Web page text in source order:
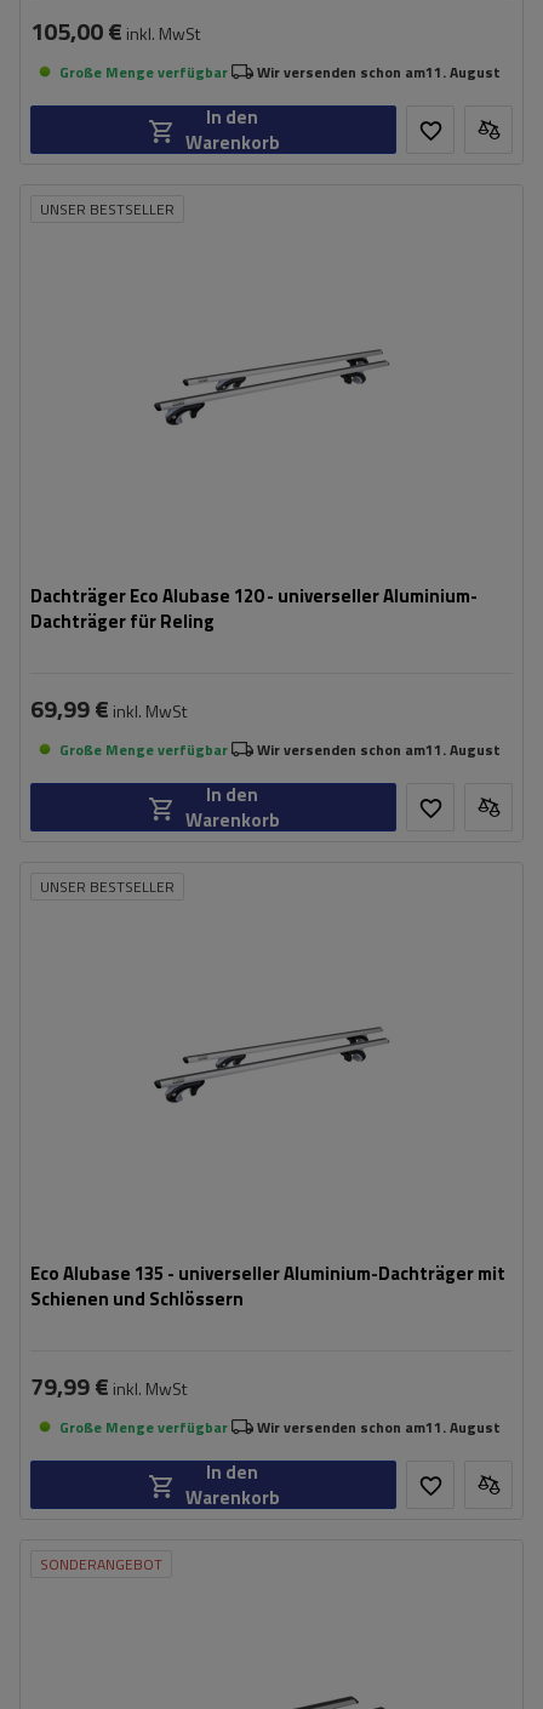
105,00 € inkl. MwSt
Große Menge verfügbar Wir versenden schon am11. August
In den
Warenkorb
UNSER BESTSELLER
Dachträger Eco Alubase 120 - universeller Aluminium-
Dachträger für Reling
69,99 € inkl. MwSt
Große Menge verfügbar Wir versenden schon am11. August
In den
Warenkorb
UNSER BESTSELLER
Eco Alubase 135 - universeller Aluminium-Dachträger mit
Schienen und Schlössern
79,99 € inkl. MwSt
Große Menge verfügbar Wir versenden schon am11. August
In den
Warenkorb
SONDERANGEBOT